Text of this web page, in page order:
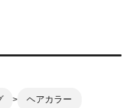
ヘアカラー